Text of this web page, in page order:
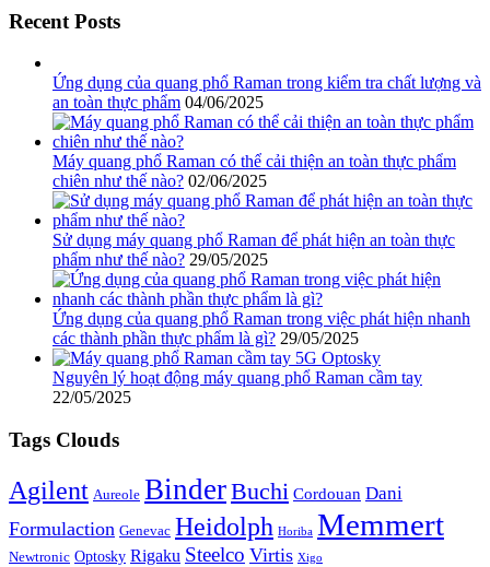
Recent Posts
Ứng dụng của quang phổ Raman trong kiểm tra chất lượng và
an toàn thực phẩm 04/06/2025
Máy quang phổ Raman có thể cải thiện an toàn thực phẩm
chiên như thế nào? 02/06/2025
Sử dụng máy quang phổ Raman để phát hiện an toàn thực
phẩm như thế nào? 29/05/2025
Ứng dụng của quang phổ Raman trong việc phát hiện nhanh
các thành phần thực phẩm là gì? 29/05/2025
Nguyên lý hoạt động máy quang phổ Raman cầm tay
22/05/2025
Tags Clouds
Agilent Aureole BinderBuchi Cordouan Dani
Formulaction Genevac Heidolph Horiba Memmert
Newtronic Optosky Rigaku Steelco Virtis Xigo